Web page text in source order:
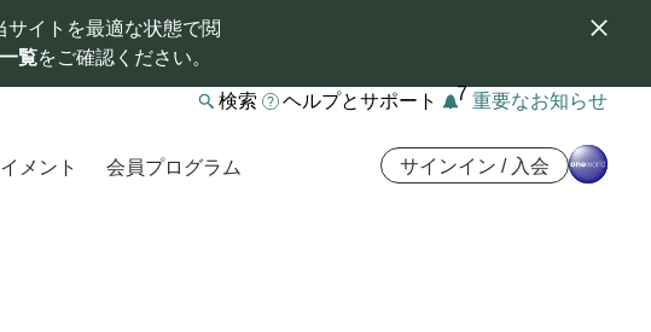
イトを最適な状態で閲
覧をご確認ください。
検索 ヘルプとサポート 7 重要なお知らせ
メント 会員プログラム サインイン / 入会